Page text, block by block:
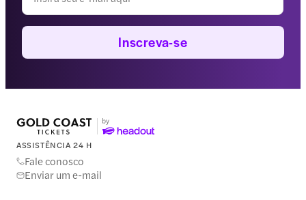
Inscreva-se
ASSISTÊNCIA 24 H
Fale conosco
Enviar um e-mail